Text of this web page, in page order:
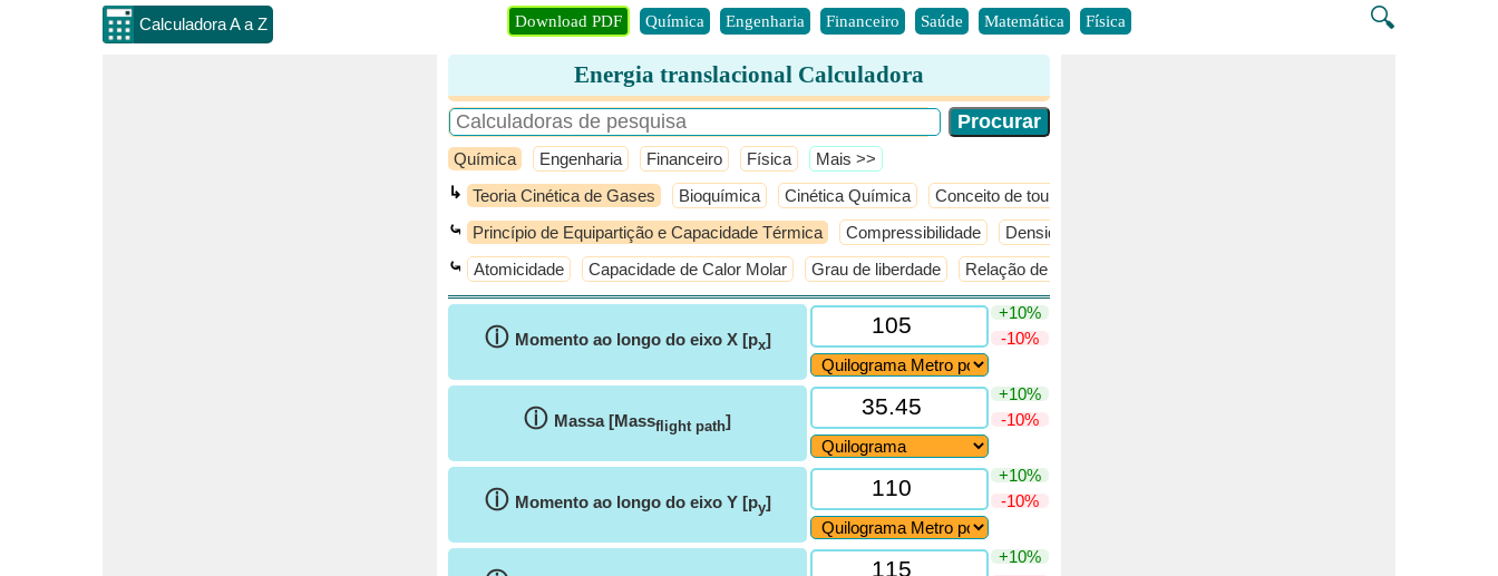
Calculadora A a Z 🔍
Download PDF Química Engenharia Financeiro Saúde Matemática Física
Energia translacional Calculadora
Química Engenharia Financeiro Física ​Mais >>
↳ Teoria Cinética de Gases Bioquímica Cinética Química Conceito de toupeira e estequiometria
⤿ Princípio de Equipartição e Capacidade Térmica Compressibilidade Densidade do Gás
⤿ Atomicidade Capacidade de Calor Molar Grau de liberdade Relação de capacidade térmica molar
ⓘ Momento ao longo do eixo X [px]
+10%
-10%
ⓘ Massa [Massflight path]
+10%
-10%
ⓘ Momento ao longo do eixo Y [py]
+10%
-10%
+10%